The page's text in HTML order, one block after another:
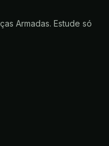
Armadas. Estude só